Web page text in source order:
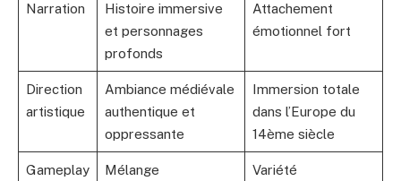
Narration
Histoire immersive
et personnages
profonds
Attachement
émotionnel fort
Direction
artistique
Ambiance médiévale
authentique et
oppressante
Immersion totale
dans l’Europe du
14ème siècle
Gameplay
Mélange
Variété